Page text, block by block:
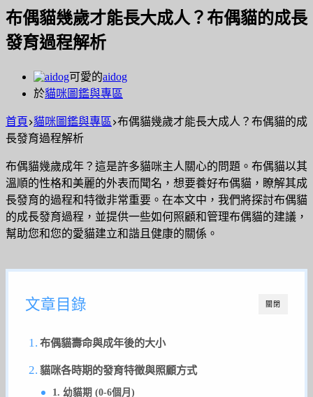
布偶貓幾歲才能長大成人？布偶貓的成長
發育過程解析
可愛的aidog
於貓咪圖鑑與專區
首頁 貓咪圖鑑與專區 布偶貓幾歲才能長大成人？布偶貓的成
長發育過程解析
布偶貓幾歲成年？這是許多貓咪主人關心的問題。布偶貓以其
溫順的性格和美麗的外表而聞名，想要養好布偶貓，瞭解其成
長發育的過程和特徵非常重要。在本文中，我們將探討布偶貓
的成長發育過程，並提供一些如何照顧和管理布偶貓的建議，
幫助您和您的愛貓建立和諧且健康的關係。
關閉
文章目錄
布偶貓壽命與成年後的大小
貓咪各時期的發育特徵與照顧方式
1. 幼貓期 (0-6個月)